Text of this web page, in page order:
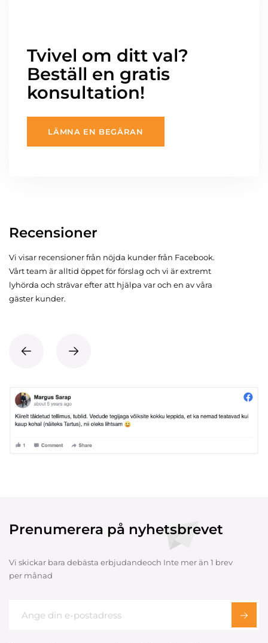
Tvivel om ditt val?
Beställ en gratis
konsultation!
LÄMNA EN BEGÄRAN
Recensioner
Vi visar recensioner från nöjda kunder från Facebook.
Vårt team är alltid öppet för förslag och vi är extremt
lyhörda och strävar efter att hjälpa var och en av våra
gäster kunder.
Prenumerera på nyhetsbrevet
Vi skickar bara debästa erbjudandeoch Inte mer än 1 brev
per månad